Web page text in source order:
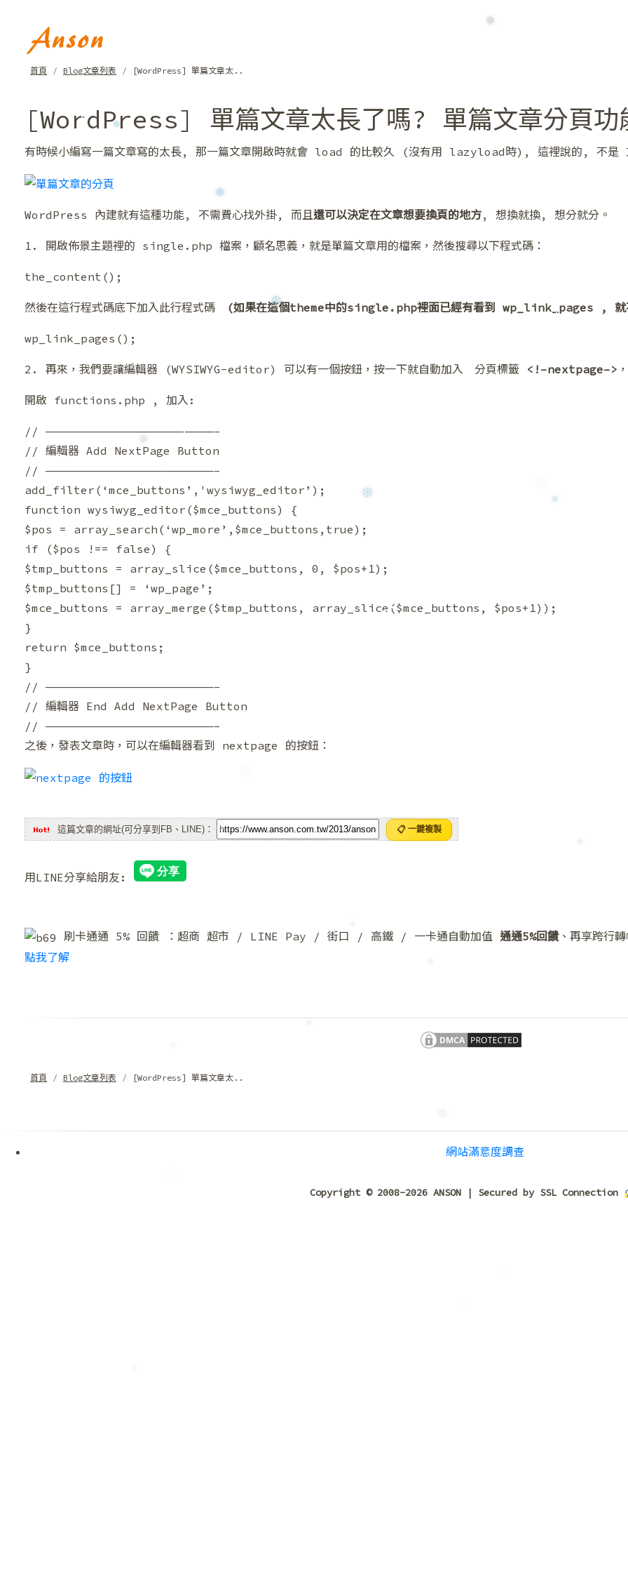
首頁 Blog文章列表 [WordPress] 單篇文章太..
[WordPress] 單篇文章太長了嗎? 單篇文章分頁功
有時候小編寫一篇文章寫的太長, 那一篇文章開啟時就會 load 的比較久 (沒有用 lazyload時), 這裡說的, 不是
WordPress 內建就有這種功能, 不需費心找外掛, 而且還可以決定在文章想要換頁的地方, 想換就換, 想分就分。
1. 開啟佈景主題裡的 single.php 檔案，顧名思義，就是單篇文章用的檔案，然後搜尋以下程式碼：
the_content();
然後在這行程式碼底下加入此行程式碼 (如果在這個theme中的single.php裡面已經有看到 wp_link_pages , 就
wp_link_pages();
2. 再來，我們要讓編輯器 (WYSIWYG-editor) 可以有一個按鈕，按一下就自動加入 分頁標籤 <!–nextpage–>
開啟 functions.php , 加入:
// ————————————————————————–
// 編輯器 Add NextPage Button
// ————————————————————————–
add_filter(‘mce_buttons’,'wysiwyg_editor’);
function wysiwyg_editor($mce_buttons) {
$pos = array_search(‘wp_more’,$mce_buttons,true);
if ($pos !== false) {
$tmp_buttons = array_slice($mce_buttons, 0, $pos+1);
$tmp_buttons[] = ‘wp_page’;
$mce_buttons = array_merge($tmp_buttons, array_slice($mce_buttons, $pos+1));
}
return $mce_buttons;
}
// ————————————————————————–
// 編輯器 End Add NextPage Button
// ————————————————————————–
之後，發表文章時，可以在編輯器看到 nextpage 的按鈕：
這篇文章的網址(可分享到FB、LINE)： 📋 一鍵複製
用LINE分享給朋友:
刷卡通通 5% 回饋 ：超商 超市 / LINE Pay / 街口 / 高鐵 / 一卡通自動加值 通通5%回饋、再享跨行
點我了解
首頁 Blog文章列表 [WordPress] 單篇文章太..
網站滿意度調查
Copyright © 2008-2026 ANSON | Secured by SSL Connection
❄
❆
❅